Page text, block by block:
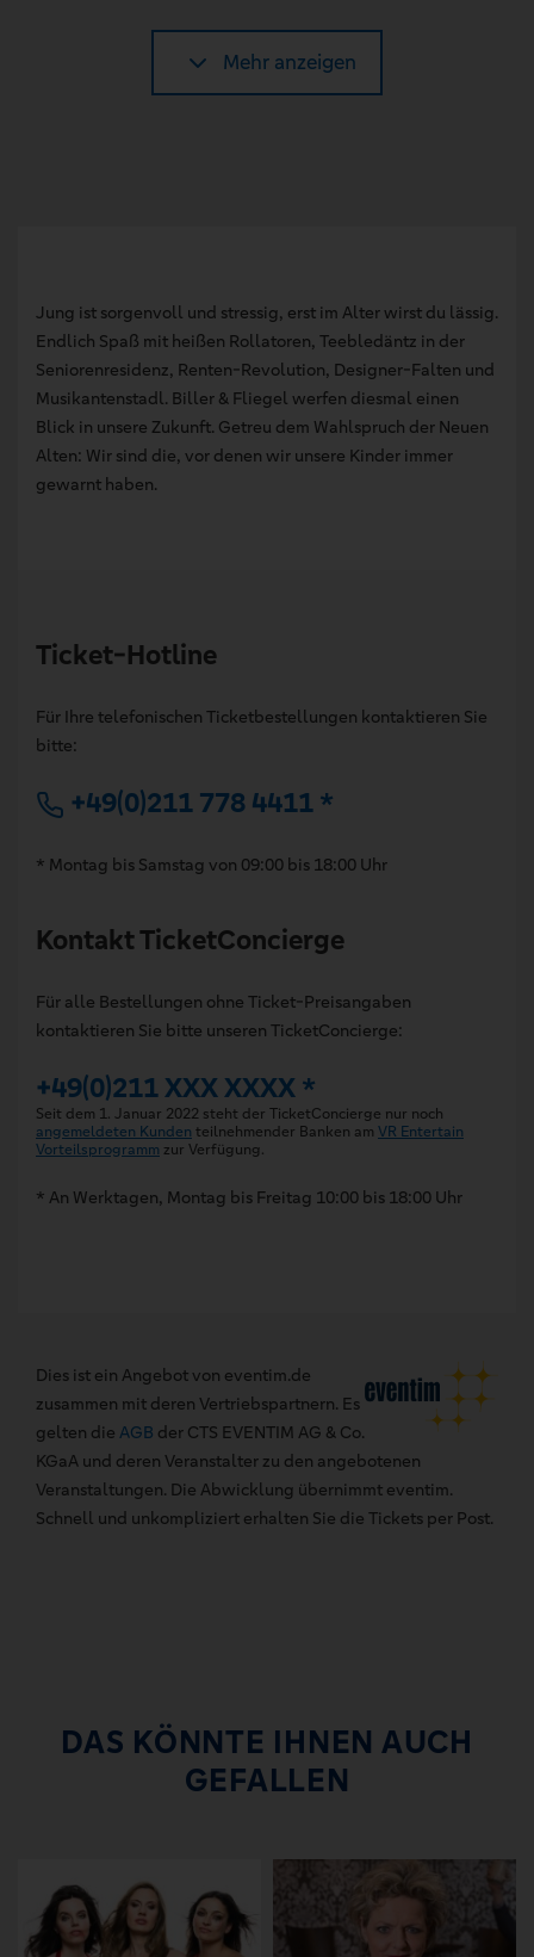
Mehr anzeigen
Jung ist sorgenvoll und stressig, erst im Alter wirst du lässig.
Endlich Spaß mit heißen Rollatoren, Teebledäntz in der
Seniorenresidenz, Renten-Revolution, Designer-Falten und
Musikantenstadl. Biller & Fliegel werfen diesmal einen
Blick in unsere Zukunft. Getreu dem Wahlspruch der Neuen
Alten: Wir sind die, vor denen wir unsere Kinder immer
gewarnt haben.
Ticket-Hotline
Für Ihre telefonischen Ticketbestellungen kontaktieren Sie
bitte:
+49(0)211 778 4411 *
* Montag bis Samstag von 09:00 bis 18:00 Uhr
Kontakt TicketConcierge
Für alle Bestellungen ohne Ticket-Preisangaben
kontaktieren Sie bitte unseren TicketConcierge:
+49(0)211 XXX XXXX *
Seit dem 1. Januar 2022 steht der TicketConcierge nur noch
angemeldeten Kunden teilnehmender Banken am VR Entertain
Vorteilsprogramm zur Verfügung.
* An Werktagen, Montag bis Freitag 10:00 bis 18:00 Uhr
Dies ist ein Angebot von eventim.de
zusammen mit deren Vertriebspartnern. Es
gelten die AGB der CTS EVENTIM AG & Co.
KGaA und deren Veranstalter zu den angebotenen
Veranstaltungen. Die Abwicklung übernimmt eventim.
Schnell und unkompliziert erhalten Sie die Tickets per Post.
DAS KÖNNTE IHNEN AUCH
GEFALLEN